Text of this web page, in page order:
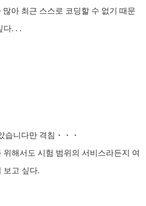
많아 최근 스스로 코딩할 수 없기 때문
다. . .
습니다만 격침・・・
위해서도 시험 범위의 서비스라든지 여
보고 싶다.